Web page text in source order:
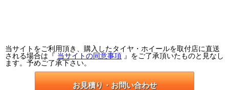
当サイトをご利用頂き、購入したタイヤ・ホイールを取付店に直送
される場合は『 当サイトの同意事項 』をご了承頂いたものと見なし
ます。予めご了承下さい。
お見積り・お問い合わせ